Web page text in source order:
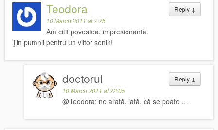
Reply ↓
Teodora
10 March 2011 at 7:25
Am citit povestea, impresionantă.
Ţin pumnii pentru un viitor senin!
Reply ↓
doctorul
10 March 2011 at 22:05
@Teodora: ne arată, iată, că se poate …